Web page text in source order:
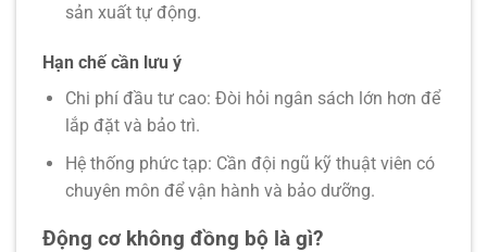
sản xuất tự động.
Hạn chế cần lưu ý
Chi phí đầu tư cao: Đòi hỏi ngân sách lớn hơn để
lắp đặt và bảo trì.
Hệ thống phức tạp: Cần đội ngũ kỹ thuật viên có
chuyên môn để vận hành và bảo dưỡng.
Động cơ không đồng bộ là gì?